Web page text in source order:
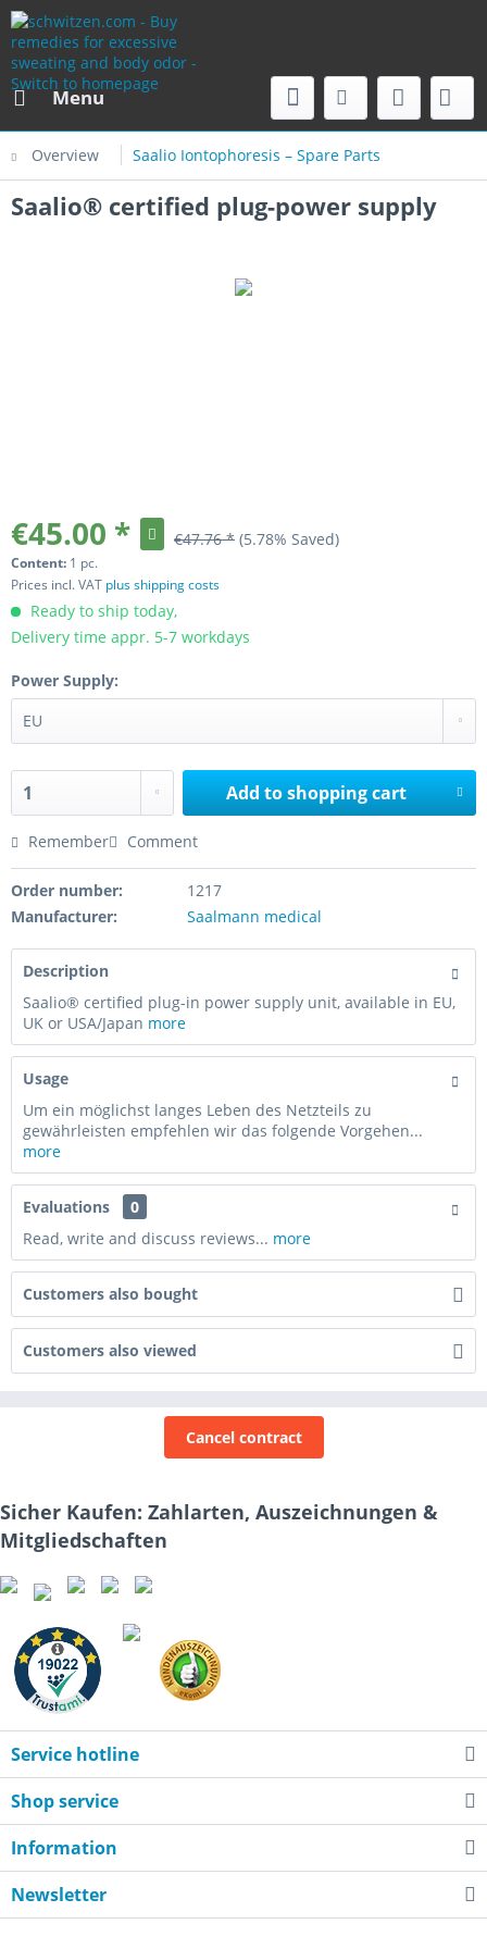
Menu
Overview Saalio Iontophoresis – Spare Parts
Saalio® certified plug-power supply
€45.00 * €47.76 * (5.78% Saved)
Content: 1 pc.
Prices incl. VAT plus shipping costs
Ready to ship today,
Delivery time appr. 5-7 workdays
Power Supply:
Add toshopping cart
Remember Comment
Order number:
1217
Manufacturer:
Saalmann medical
Description
Saalio® certified plug-in power supply unit, available in EU,
UK or USA/Japan more
Usage
Um ein möglichst langes Leben des Netzteils zu
gewährleisten empfehlen wir das folgende Vorgehen...
more
Evaluations
0
Read, write and discuss reviews... more
Customers also bought
Customers also viewed
Cancel contract
Sicher Kaufen: Zahlarten, Auszeichnungen &
Mitgliedschaften
Service hotline
Shop service
Information
Newsletter